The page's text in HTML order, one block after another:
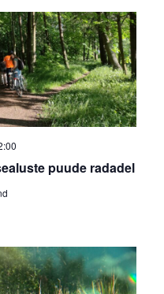
Views
puude radadel